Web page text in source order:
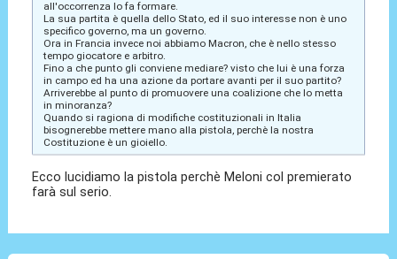
all'occorrenza lo fa formare.
La sua partita è quella dello Stato, ed il suo interesse non è uno
specifico governo, ma un governo.
Ora in Francia invece noi abbiamo Macron, che è nello stesso
tempo giocatore e arbitro.
Fino a che punto gli conviene mediare? visto che lui è una forza
in campo ed ha una azione da portare avanti per il suo partito?
Arriverebbe al punto di promuovere una coalizione che lo metta
in minoranza?
Quando si ragiona di modifiche costituzionali in Italia
bisognerebbe mettere mano alla pistola, perchè la nostra
Costituzione è un gioiello.
Ecco lucidiamo la pistola perchè Meloni col premierato
farà sul serio.